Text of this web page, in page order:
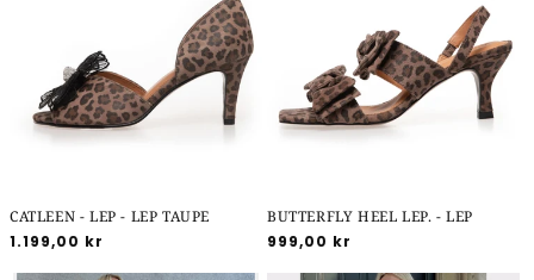
CATLEEN - LEP - LEP TAUPE
Normalpris
1.199,00 kr
BUTTERFLY HEEL LEP. - LEP
Normalpris
999,00 kr